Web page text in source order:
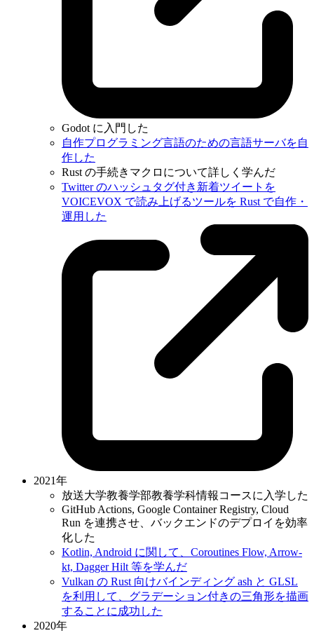
Godot に入門した
自作プログラミング言語のための言語サーバを自
作した
Rust の手続きマクロについて詳しく学んだ
Twitter のハッシュタグ付き新着ツイートを
VOICEVOX で読み上げるツールを Rust で自作・
運用した
2021年
放送大学教養学部教養学科情報コースに入学した
GitHub Actions, Google Container Registry, Cloud
Run を連携させ、バックエンドのデプロイを効率
化した
Kotlin, Android に関して、Coroutines Flow, Arrow-
kt, Dagger Hilt 等を学んだ
Vulkan の Rust 向けバインディング ash と GLSL
を利用して、グラデーション付きの三角形を描画
することに成功した
2020年